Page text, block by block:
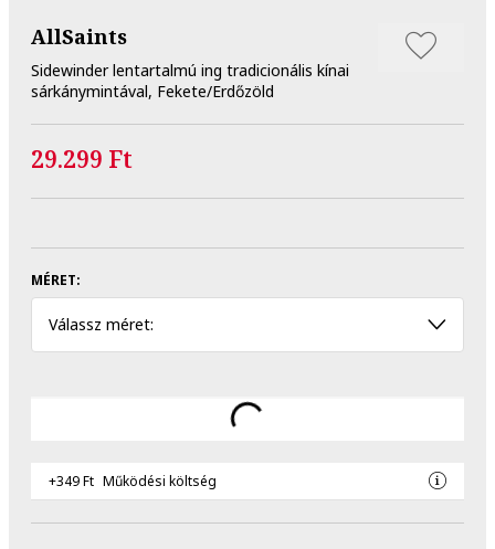
AllSaints
Sidewinder lentartalmú ing tradicionális kínai
sárkánymintával, Fekete/Erdőzöld
29.299 Ft
MÉRET:
Válassz méret:
+349 Ft Működési költség